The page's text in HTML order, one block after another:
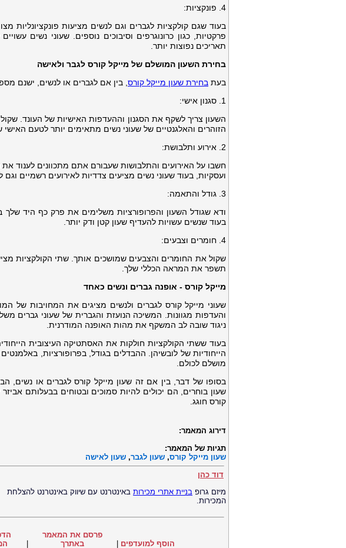
4. פונקציות:
בעוד שגם קולקציות לגברים וגם לנשים מציעות פונקציונליות
פרקטיות, כגון כרונוגרפים וסיבוכים נוספים. שעוני נשים
תאריכים נפוצות יותר.
בחירת השעון המושלם של מייקל קורס לגבר ולאישה
בעת בחירת שעון מייקל קורס , בין אם לגברים או לנשים, ישנם
1. סגנון אישי:
השעון צריך לשקף את הסגנון וההעדפות האישיות של העונד.
הזוהרים והאלגנטיים של שעוני נשים מתאימים יותר לטעם האישי
2. אירוע ותלבושת:
חשבו על האירועים והתלבושות שעבורם אתם מתכוונים לענוד את
ועסקיות, בעוד שעוני נשים מציעים צדדיות לאירועים רשמיים וגם
3. גודל והתאמה:
ודא שגודל השעון והפרופורציות משלימים את פרק כף היד שלך
בעוד שנשים עשויות להעדיף שעון קטן ודק יותר.
4. חומרים וצבעים:
שקול את החומרים והצבעים שמושכים אותך. שתי הקולקציות
תשפר את המראה הכללי שלך.
מייקל קורס - אופנה גברים ונשים כאחד
שעוני מייקל קורס לגברים ולנשים מציגים את המחויבות של
והעדפות מגוונות. המשיכה הנועזת והגברית של שעוני גברים
ניגוד שובה לב המשקף את מהות האופנה המודרנית.
בעוד ששתי הקולקציות חולקות את האסתטיקה העיצובית
הייחודיות של לובשיהן. ההבדלים בגודל, בפרופורציות,
מושלם לכולם.
בסופו של דבר, בין אם זה שעון מייקל קורס לגברים או נשים,
שעון בוחרים, הם יכולים להיות סמוכים ובטוחים בבעלותם
קורס חוגג.
דירוג המאמר:
תגיות של המאמר:
שעון מייקל קורס, שעון לגבר, שעון לאישה
דוד כהן
מיזם גרופ בניית אתרי מכירות באינטרנט עם שיווק באינטרנט להצלחת
המכירות.
הוסף למועדפים
פרסם את המאמר
באתרך